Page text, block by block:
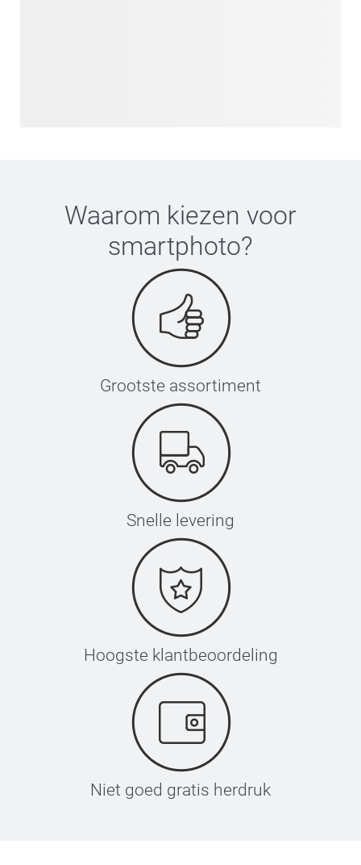
Waarom kiezen voor
smartphoto?
Grootste assortiment
Snelle levering
Hoogste klantbeoordeling
Niet goed gratis herdruk